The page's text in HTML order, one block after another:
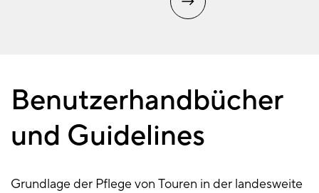
Benutzerhandbuch
Benutzerhandbücher
und Guidelines
Grundlage der Pflege von Touren in der landesweite